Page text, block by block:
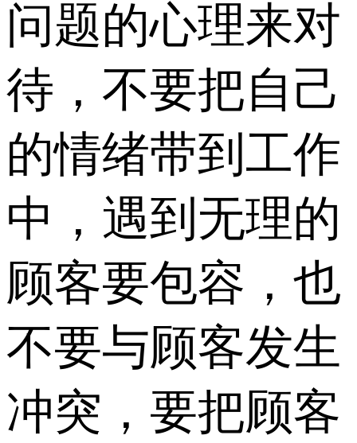
问题的心理来对
待，不要把自己
的情绪带到工作
中，遇到无理的
顾客要包容，也
不要与顾客发生
冲突，要把顾客